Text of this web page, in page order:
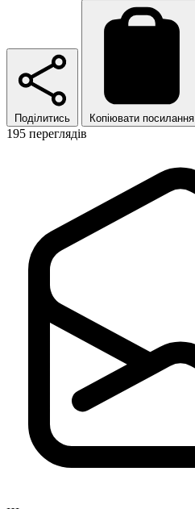
Поділитись Копіювати посилання
195 переглядів